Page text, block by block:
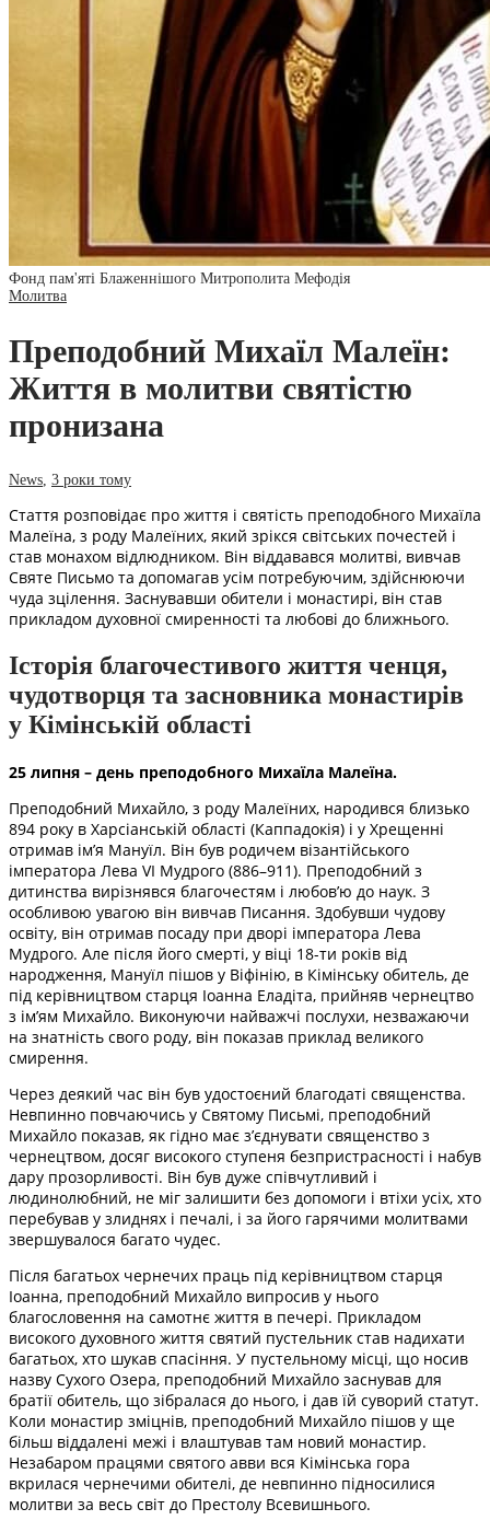
Фонд пам'яті Блаженнішого Митрополита Мефодія
Молитва
Преподобний Михаїл Малеїн:
Життя в молитви святістю
пронизана
News 3 роки тому
Стаття розповідає про життя і святість преподобного Михаїла
Малеїна, з роду Малеїних, який зрікся світських почестей і
став монахом відлюдником. Він віддавався молитві, вивчав
Святе Письмо та допомагав усім потребуючим, здійснюючи
чуда зцілення. Заснувавши обители і монастирі, він став
прикладом духовної смиренності та любові до ближнього.
Історія благочестивого життя ченця,
чудотворця та засновника монастирів
у Кімінській області
25 липня – день преподобного Михаїла Малеїна.
Преподобний Михайло, з роду Малеїних, народився близько
894 року в Харсіанській області (Каппадокія) і у Хрещенні
отримав ім’я Мануїл. Він був родичем візантійського
імператора Лева VI Мудрого (886–911). Преподобний з
дитинства вирізнявся благочестям і любов’ю до наук. З
особливою увагою він вивчав Писання. Здобувши чудову
освіту, він отримав посаду при дворі імператора Лева
Мудрого. Але після його смерті, у віці 18-ти років від
народження, Мануїл пішов у Віфінію, в Кімінську обитель, де
під керівництвом старця Іоанна Еладіта, прийняв чернецтво
з ім’ям Михайло. Виконуючи найважчі послухи, незважаючи
на знатність свого роду, він показав приклад великого
смирення.
Через деякий час він був удостоєний благодаті священства.
Невпинно повчаючись у Святому Письмі, преподобний
Михайло показав, як гідно має з’єднувати священство з
чернецтвом, досяг високого ступеня безпристрасності і набув
дару прозорливості. Він був дуже співчутливий і
людинолюбний, не міг залишити без допомоги і втіхи усіх, хто
перебував у злиднях і печалі, і за його гарячими молитвами
звершувалося багато чудес.
Після багатьох чернечих праць під керівництвом старця
Іоанна, преподобний Михайло випросив у нього
благословення на самотнє життя в печері. Прикладом
високого духовного життя святий пустельник став надихати
багатьох, хто шукав спасіння. У пустельному місці, що носив
назву Сухого Озера, преподобний Михайло заснував для
братії обитель, що зібралася до нього, і дав їй суворий статут.
Коли монастир зміцнів, преподобний Михайло пішов у ще
більш віддалені межі і влаштував там новий монастир.
Незабаром працями святого авви вся Кімінська гора
вкрилася чернечими обителі, де невпинно підносилися
молитви за весь світ до Престолу Всевишнього.